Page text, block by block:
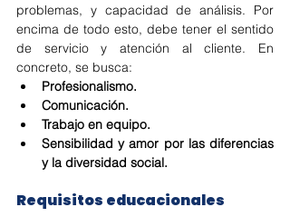
problemas, y capacidad de análisis. Por
encima de todo esto, debe tener el sentido
de servicio y atención al cliente. En
concreto, se busca:
Profesionalismo.
Comunicación.
Trabajo en equipo.
Sensibilidad y amor por las diferencias
y la diversidad social.
Requisitos educacionales